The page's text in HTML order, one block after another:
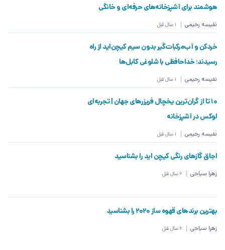
هوشمند برای آشپزخانه‌های حرفه‌ای و خانگی
نفیسه رحیمی 1 سال قبل
خردکن و آب‌مرکبات‌گیر بدون سیم کیچن‌اید از راه
رسیدند؛ خداحافظی با شلوغی کابل‌ها
نفیسه رحیمی 1 سال قبل
10 تا از گران‌ترین یخچال فریزرهای جهان | تجربه‌ای
لوکس در آشپزخانه
نفیسه رحیمی 1 سال قبل
اجاق گازهای رنگی کیچن اید را بشناسید
زهرا سیاحی 6 سال قبل
بهترین برندهای قهوه ساز 2020 را بشناسید
زهرا سیاحی 6 سال قبل